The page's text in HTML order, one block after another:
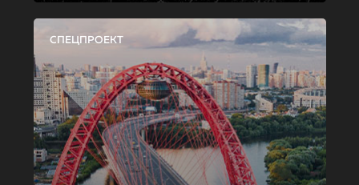
СПЕЦПРОЕКТ